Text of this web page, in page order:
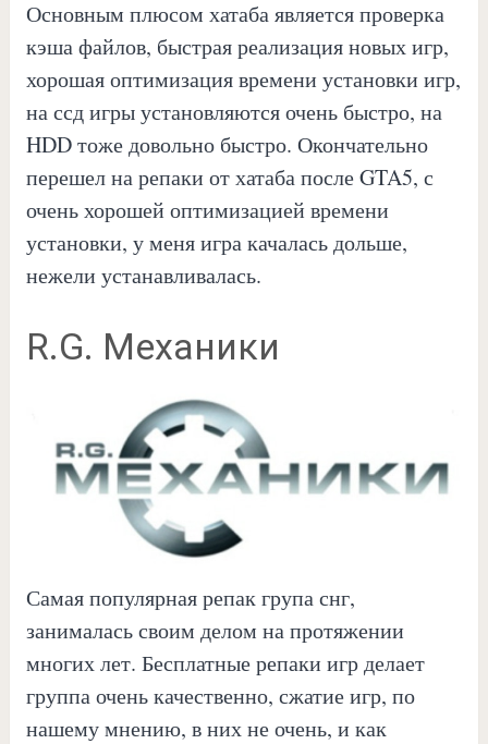
Основным плюсом хатаба является проверка
кэша файлов, быстрая реализация новых игр,
хорошая оптимизация времени установки игр,
на ссд игры установляются очень быстро, на
HDD тоже довольно быстро. Окончательно
перешел на репаки от хатаба после GTA5, с
очень хорошей оптимизацией времени
установки, у меня игра качалась дольше,
нежели устанавливалась.
R.G. Механики
Самая популярная репак група снг,
занималась своим делом на протяжении
многих лет. Бесплатные репаки игр делает
группа очень качественно, сжатие игр, по
нашему мнению, в них не очень, и как